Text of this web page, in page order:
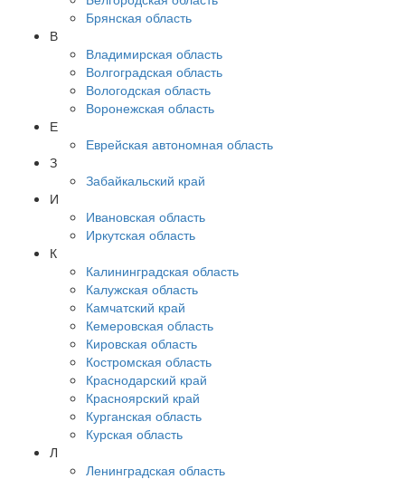
Брянская область
В
Владимирская область
Волгоградская область
Вологодская область
Воронежская область
Е
Еврейская автономная область
З
Забайкальский край
И
Ивановская область
Иркутская область
К
Калининградская область
Калужская область
Камчатский край
Кемеровская область
Кировская область
Костромская область
Краснодарский край
Красноярский край
Курганская область
Курская область
Л
Ленинградская область